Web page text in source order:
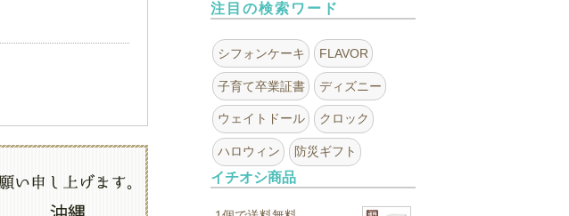
注目の検索ワード
シフォンケーキ FLAVOR
子育て卒業証書 ディズニー
ウェイトドール クロック
ハロウィン 防災ギフト
イチオシ商品